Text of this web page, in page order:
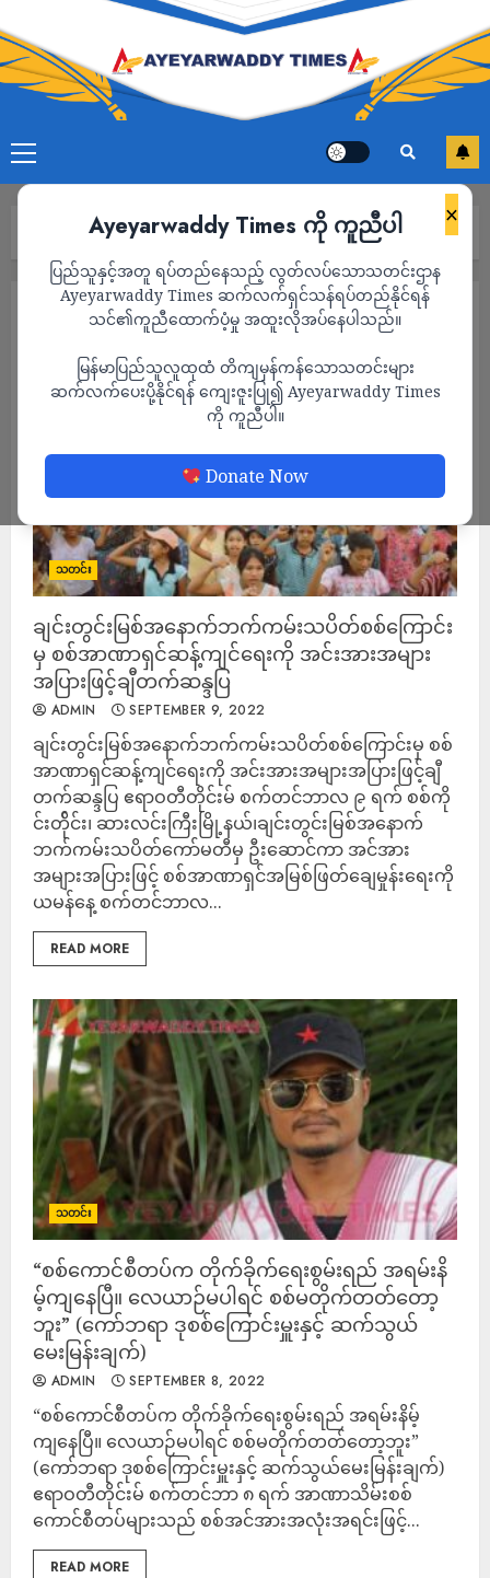
×
Ayeyarwaddy Times ကို ကူညီပါ
ပြည်သူနှင့်အတူ ရပ်တည်နေသည့် လွတ်လပ်သောသတင်းဌာန
Ayeyarwaddy Times ဆက်လက်ရှင်သန်ရပ်တည်နိုင်ရန်
သင်၏ကူညီထောက်ပံ့မှု အထူးလိုအပ်နေပါသည်။
မြန်မာပြည်သူလူထုထံ တိကျမှန်ကန်သောသတင်းများ
ဆက်လက်ပေးပို့နိုင်ရန် ကျေးဇူးပြု၍ Ayeyarwaddy Times
ကို ကူညီပါ။
Donate Now
သတင်း Page 1,578
သတင်း
သတင်း
ချင်းတွင်းမြစ်အနောက်ဘက်ကမ်းသပိတ်စစ်ကြောင်း
မှ စစ်အာဏာရှင်ဆန့်ကျင်ရေးကို အင်းအားအများ
အပြားဖြင့်ချီတက်ဆန္ဒပြ
ADMIN SEPTEMBER 9, 2022
ချင်းတွင်းမြစ်အနောက်ဘက်ကမ်းသပိတ်စစ်ကြောင်းမှ စစ်
အာဏာရှင်ဆန့်ကျင်ရေးကို အင်းအားအများအပြားဖြင့်ချီ
တက်ဆန္ဒပြ ဧရာဝတီတိုင်းမ် စက်တင်ဘာလ ၉ ရက် စစ်ကို
င်းတ်ိုင်း၊ ဆားလင်းကြီးမြို့နယ်၊ချင်းတွင်းမြစ်အနောက်
ဘက်ကမ်းသပိတ်ကော်မတီမှ ဦးဆောင်ကာ အင်အား
အများအပြားဖြင့် စစ်အာဏာရှင်အမြစ်ဖြတ်‌ချေမှုန်းရေးကို
ယမန်နေ့ စက်တင်ဘာလ...
READ MORE
သတင်း
“စစ်ကောင်စီတပ်က တိုက်ခိုက်ရေးစွမ်းရည် အရမ်းနိ
မ့်ကျနေပြီ။ လေယာဉ်မပါရင် စစ်မတိုက်တတ်တော့
ဘူး” (ကော်ဘရာ ဒုစစ်ကြောင်းမှူးနှင့် ဆက်သွယ်
မေးမြန်းချက်)
ADMIN SEPTEMBER 8, 2022
“စစ်ကောင်စီတပ်က တိုက်ခိုက်ရေးစွမ်းရည် အရမ်းနိမ့်
ကျနေပြီ။ လေယာဉ်မပါရင် စစ်မတိုက်တတ်တော့ဘူး”
(ကော်ဘရာ ဒုစစ်ကြောင်းမှူးနှင့် ဆက်သွယ်မေးမြန်းချက်)
ဧရာဝတီတိုင်းမ် စက်တင်ဘာ ၈ ရက် အာဏာသိမ်းစစ်
ကောင်စီတပ်များသည် စစ်အင်အားအလုံးအရင်းဖြင့်...
READ MORE